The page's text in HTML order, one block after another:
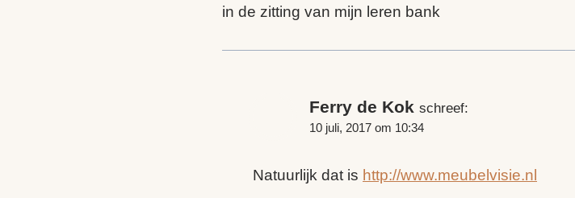
in de zitting van mijn leren bank
Ferry de Kok schreef:
10 juli, 2017 om 10:34
Natuurlijk dat is http://www.meubelvisie.nl